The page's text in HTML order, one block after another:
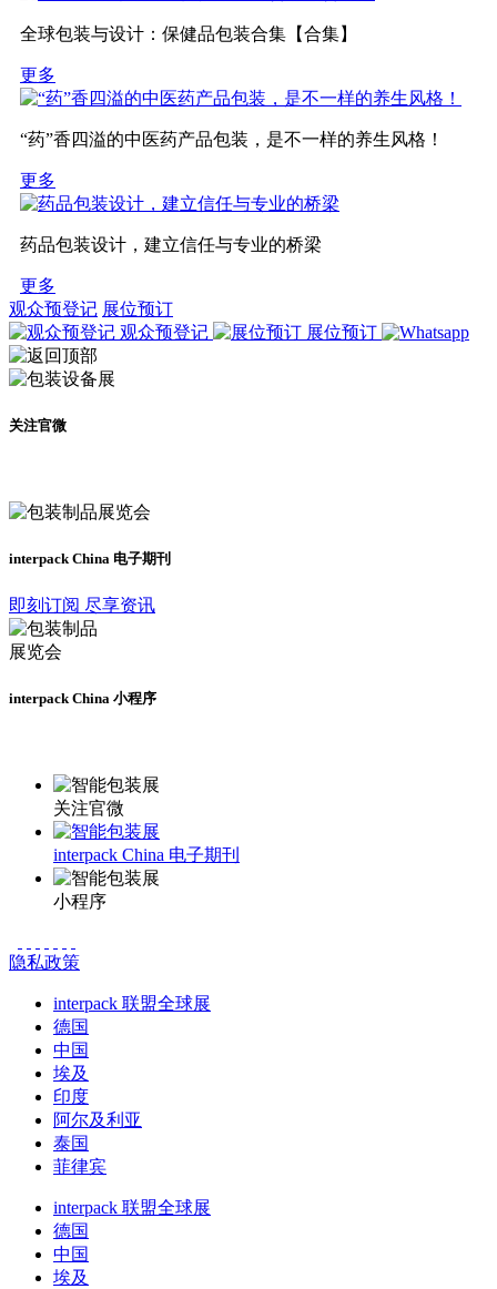
全球包装与设计：保健品包装合集【合集】
更多
“药”香四溢的中医药产品包装，是不一样的养生风格！
更多
药品包装设计，建立信任与专业的桥梁
更多
观众预登记 展位预订
观众预登记
展位预订
关注官微
interpack China 电子期刊
即刻订阅 尽享资讯
interpack China 小程序
关注官微
interpack China 电子期刊
小程序
隐私政策
interpack 联盟全球展
德国
中国
埃及
印度
阿尔及利亚
泰国
菲律宾
interpack 联盟全球展
德国
中国
埃及